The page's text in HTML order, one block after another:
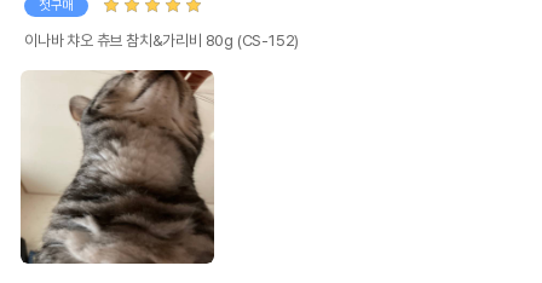
첫구매
이나바 챠오 츄브 참치&가리비 80g (CS-152)